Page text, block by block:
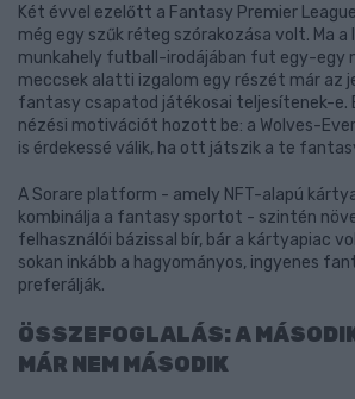
Két évvel ezelőtt a Fantasy Premier
még egy szűk réteg szórakozása volt. Ma a
munkahely futball-irodájában fut egy-egy
meccsek alatti izgalom egy részét már az
fantasy csapatod játékosai teljesítenek-e.
nézési motivációt hozott be: a Wolves-
is érdekessé válik, ha ott játszik a te
A Sorare platform - amely NFT-alapú
kombinálja a fantasy sportot - szintén
felhasználói bázissal bír, bár a kártyapiac
sokan inkább a hagyományos, ingyenes
preferálják.
ÖSSZEFOGLALÁS: A
MÁR NEM MÁSODIK